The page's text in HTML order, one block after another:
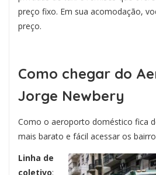
preço fixo. Em sua acomodação,
preço.
Como chegar do
Jorge Newbery
Como o aeroporto doméstico fica
mais barato e fácil acessar os
Linha de
coletivo: